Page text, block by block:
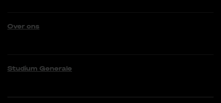
Over ons
Studium Generale